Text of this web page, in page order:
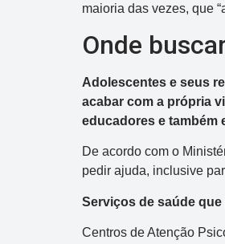
maioria das vezes, que
Onde
Adolescentes e seus
acabar com a própria
educadores e também
De acordo com o
pedir ajuda, inclusive
Serviços de saúde
Centros de Atenção